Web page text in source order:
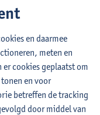
De Bie
en daarmee
meten en
cookies geplaatst om
en voor
betreffen de tracking
door middel van